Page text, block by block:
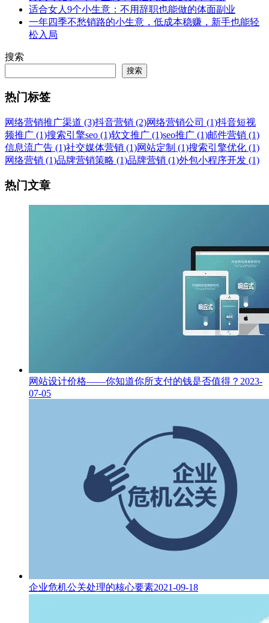
适合女人9个小生意：不用辞职也能做的体面副业
一年四季不愁销路的小生意，低成本稳赚，新手也能轻
松入局
搜索
搜索
热门标签
网络营销推广渠道 (3)抖音营销 (2)网络营销公司 (1)抖音短视
频推广 (1)搜索引擎seo (1)软文推广 (1)seo推广 (1)邮件营销 (1)
信息流广告 (1)社交媒体营销 (1)网站定制 (1)搜索引擎优化 (1)
网络营销 (1)品牌营销策略 (1)品牌营销 (1)外包小程序开发 (1)
热门文章
网站设计价格——你知道你所支付的钱是否值得？ 2023-
07-05
企业危机公关处理的核心要素2021-09-18